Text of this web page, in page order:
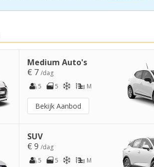
Medium Auto's
€ 7/dag
5
5 M
Bekijk Aanbod
SUV
€ 9/dag
5
5 M